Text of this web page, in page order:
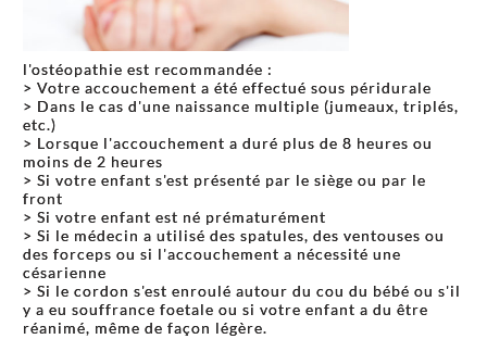
l'ostéopathie est recommandée :
> Votre accouchement a été effectué sous péridurale
> Dans le cas d'une naissance multiple (jumeaux, triplés,
etc.)
> Lorsque l'accouchement a duré plus de 8 heures ou
moins de 2 heures
> Si votre enfant s'est présenté par le siège ou par le
front
> Si votre enfant est né prématurément
> Si le médecin a utilisé des spatules, des ventouses ou
des forceps ou si l'accouchement a nécessité une
césarienne
> Si le cordon s'est enroulé autour du cou du bébé ou s'il
y a eu souffrance foetale ou si votre enfant a du être
réanimé, même de façon légère.